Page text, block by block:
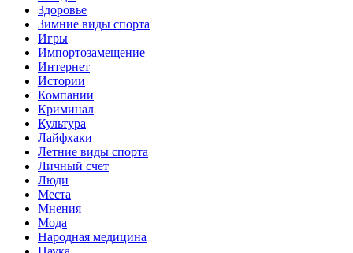
Здоровье
Зимние виды спорта
Игры
Импортозамещение
Интернет
Истории
Компании
Криминал
Культура
Лайфхаки
Летние виды спорта
Личный счет
Люди
Места
Мнения
Мода
Народная медицина